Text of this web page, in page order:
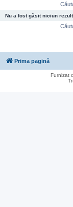
Nu a fost găsit niciun
Prima pagină
Furnizat